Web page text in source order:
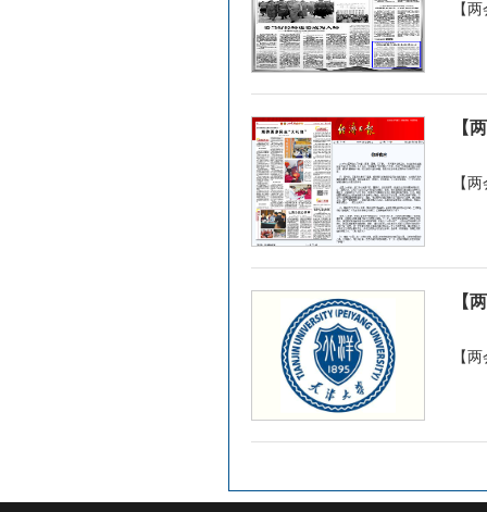
【
【
【
【
【